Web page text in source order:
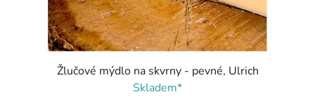
Žlučové mýdlo na skvrny - pevné, Ulrich
Skladem*